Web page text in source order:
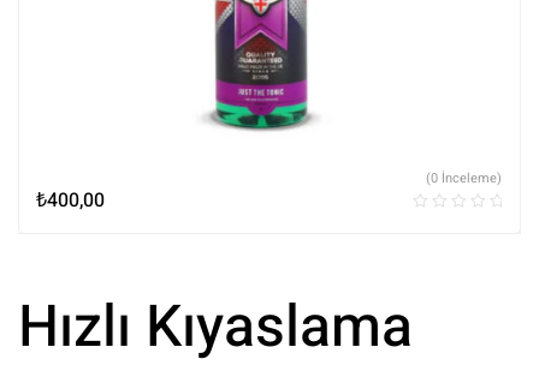
₺400,00
(0 İnceleme)
Hızlı Kıyaslama